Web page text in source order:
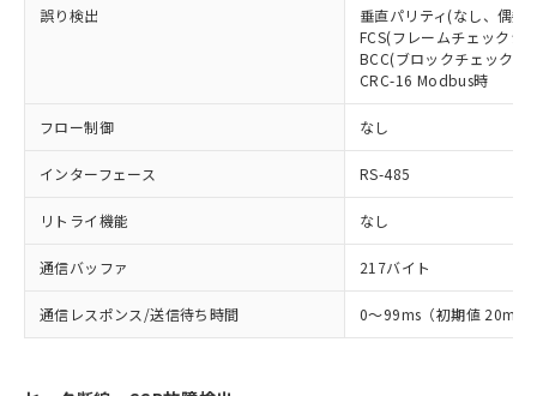
誤り検出
垂直パリティ(なし、偶数
FCS(フレームチェックシ
BCC(ブロックチェック
CRC-16 Modbus時
フロー制御 なし
インターフェース RS-485
リトライ機能 なし
通信バッファ 217バイト
通信レスポンス/送信待ち時間 0～99ms（初期値 20ms）